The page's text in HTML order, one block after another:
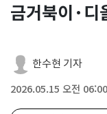
금거북이·디
한수현 기자
2026.05.15 오전 06:00